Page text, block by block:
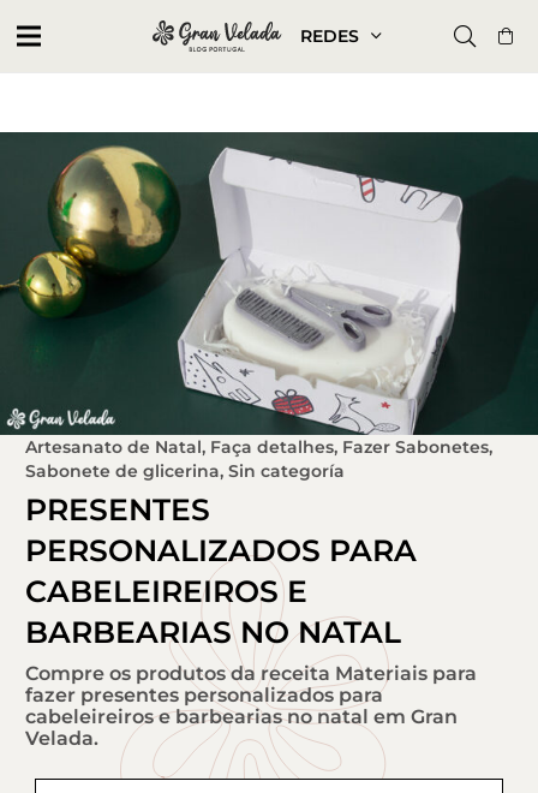
REDES
Artesanato de Natal, Faça detalhes, Fazer Sabonetes,
Sabonete de glicerina, Sin categoría
PRESENTES
PERSONALIZADOS PARA
CABELEIREIROS E
BARBEARIAS NO NATAL
Compre os produtos da receita Materiais para
fazer presentes personalizados para
cabeleireiros e barbearias no natal em Gran
Velada.